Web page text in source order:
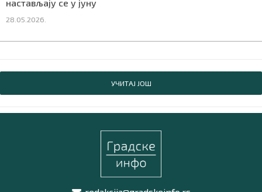
настављају се у јуну
28.05.2026.
УЧИТАЈ ЈОШ